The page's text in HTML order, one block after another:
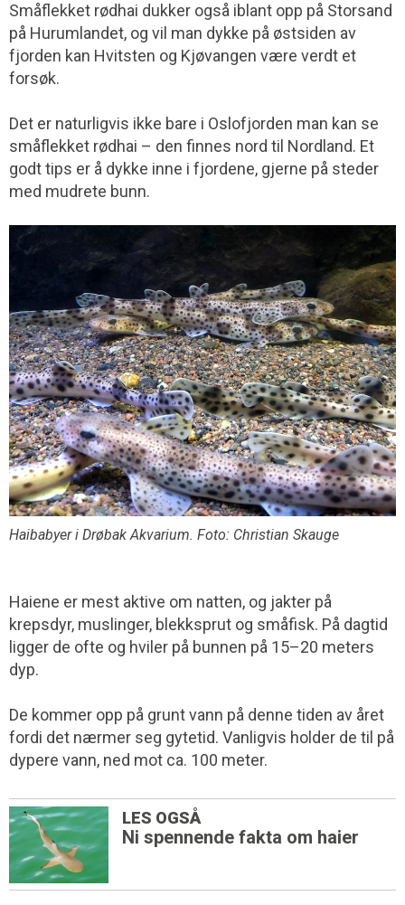
Småflekket rødhai dukker også iblant opp på Storsand
på Hurumlandet, og vil man dykke på østsiden av
fjorden kan Hvitsten og Kjøvangen være verdt et
forsøk.
Det er naturligvis ikke bare i Oslofjorden man kan se
småflekket rødhai – den finnes nord til Nordland. Et
godt tips er å dykke inne i fjord­ene, gjerne på steder
med mudrete bunn.
Haibabyer i Drøbak Akvarium. Foto: Christian Skauge
Haiene er mest aktive om natten, og jakter på
krepsdyr, muslinger, blekksprut og småfisk. På dagtid
ligger de ofte og hviler på bunnen på 15–20 meters
dyp.
De kommer opp på grunt vann på denne tiden av året
fordi det nærmer seg gytetid. Vanligvis holder de til på
dypere vann, ned mot ca. 100 meter.
LES OGSÅ
Ni spennende fakta om haier